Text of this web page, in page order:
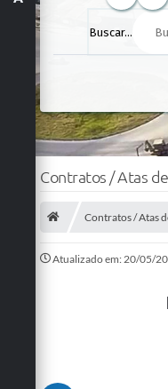
Buscar...
Contratos / Atas
Contratos / Atas
Atualizado em: 20/05/